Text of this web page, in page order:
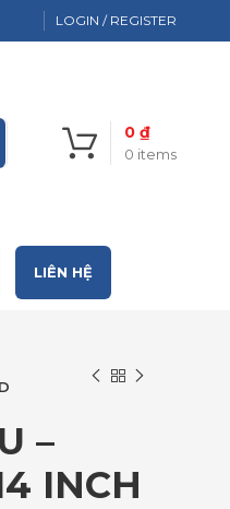
LOGIN / REGISTER
0 items
0₫
LIÊN HỆ
–
INCH